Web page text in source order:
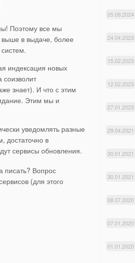
Поэтому все мы
выше в выдаче, более
индексация новых
соизволит
знает). И что с этим
Этим мы и
уведомлять разные
достаточно в
сервисы обновления.
писать? Вопрос
(для этого
05.09.2024
24.04.2023
15.02.2023
12.02.2023
27.01.2023
29.04.2021
30.01.2021
30.01.2021
08.07.2020
07.01.2020
01.01.2020